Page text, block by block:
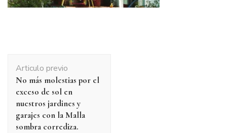
de
publicación
Articulo previo
No más molestias por el
exceso de sol en
nuestros jardines y
garajes con la Malla
sombra corrediza.